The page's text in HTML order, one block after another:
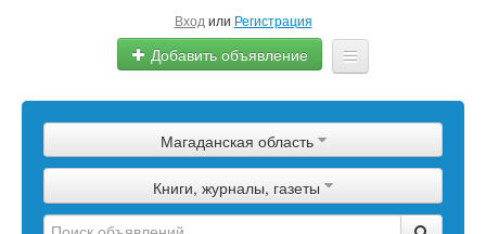
Вход или Регистрация
Добавить объявление
Сырье
Изделия
Магаданская область
Книги, журналы, газеты